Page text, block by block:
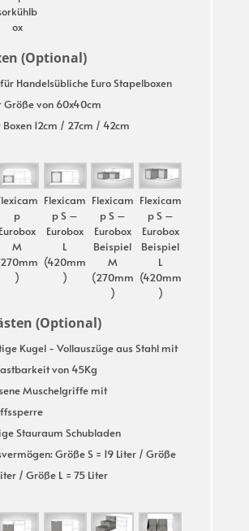
ox
(Optional)
Handelsübliche Euro Stapelboxen
Größe von 60x40cm
Boxen 12cm / 27cm / 42cm
p
Eurobox
M
)
Flexicam
p S –
Eurobox
L
(420mm
)
Flexicam
p S –
Eurobox
Beispiel
M
(270mm
)
Flexicam
p S –
Eurobox
Beispiel
L
(420mm
)
(Optional)
Kugel - Vollauszüge aus Stahl mit
von 45Kg
Muschelgriffe mit
Stauraum Schubladen
Größe S = 19 Liter / Größe
/ Größe L = 75 Liter